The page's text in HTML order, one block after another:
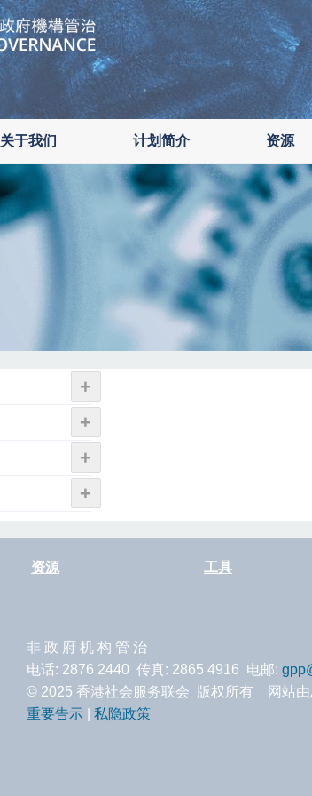
关于我们 计划简介 资源
+
+
+
+
资源 工具
非 政 府 机 构 管 治
电话: 2876 2440 传真: 2865 4916 电邮:
© 2025 香港社会服务联会 版权所有 网站由
重要告示
私隐政策